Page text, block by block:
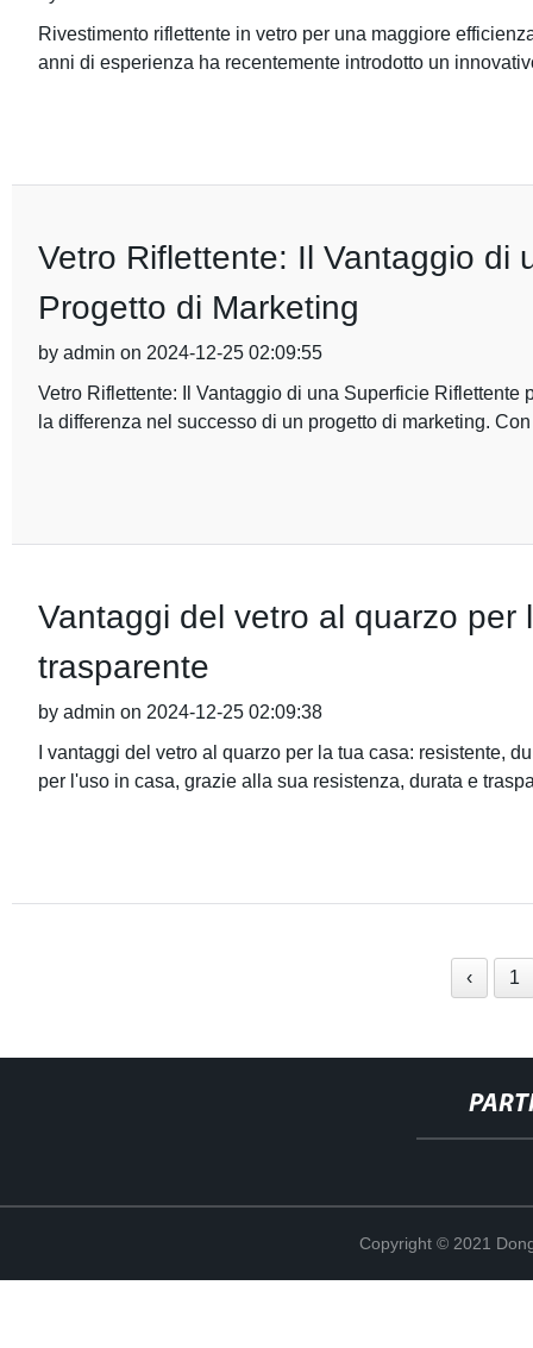
Rivestimento riflettente in vetro per una maggiore
anni di esperienza ha recentemente introdotto un
Vetro Riflettente: Il Vantaggio di
Progetto di Marketing
by admin on 2024-12-25 02:09:55
Vetro Riflettente: Il Vantaggio di una Superficie
la differenza nel successo di un progetto di marketing. Con
Vantaggi del vetro al quarzo
trasparente
by admin on 2024-12-25 02:09:38
I vantaggi del vetro al quarzo per la tua casa: resistente,
per l'uso in casa, grazie alla sua resistenza, durata e
‹ 1
Copyright © 2021